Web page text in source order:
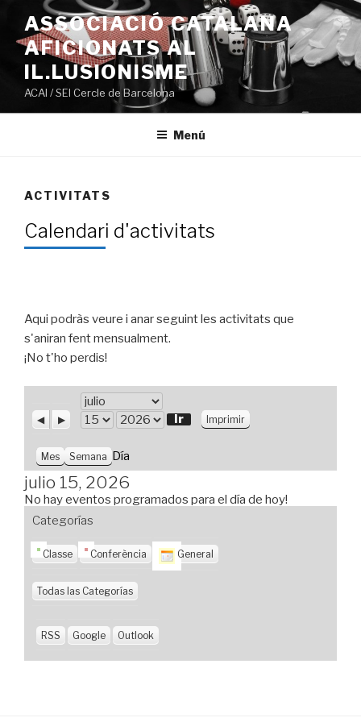
contenido
ASSOCIACIÓ CATALANA
AFICIONATS AL
IL.LUSIONISME
ACAI / SEI Cercle de Barcelona
Menú
ACTIVITATS
Calendari d'activitats
Aqui podràs veure i anar seguint les activitats que
s'aniran fent mensualment.
¡No t'ho perdis!
A
n
t
e
r
i
o
r
S
i
g
u
i
e
n
t
M
eD
a
ñ
o
Imprimir V
i
a
Mes Semana Día
julio 15, 2026
No hay eventos programados para el día de hoy!
Categorías
Classe Conferència General
Todas las Categorías
RSS Google Outlook